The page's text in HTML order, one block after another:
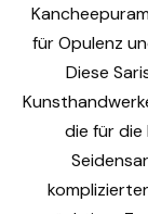
für Opulenz
Diese
die für die